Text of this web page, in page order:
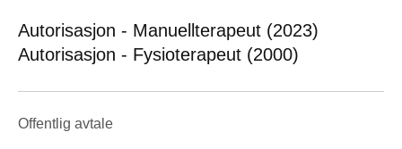
Autorisasjon - Manuellterapeut (2023)
Autorisasjon - Fysioterapeut (2000)
Offentlig avtale